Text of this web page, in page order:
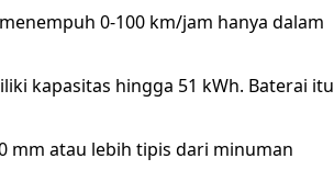
0-100 km/jam hanya dalam
kapasitas hingga 51 kWh. Baterai itu
mm atau lebih tipis dari minuman